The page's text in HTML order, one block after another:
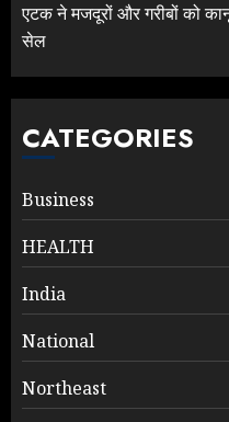
एटक ने मजदूरों और गरीबों को
सेल
CATEGORIES
Business
HEALTH
India
National
Northeast